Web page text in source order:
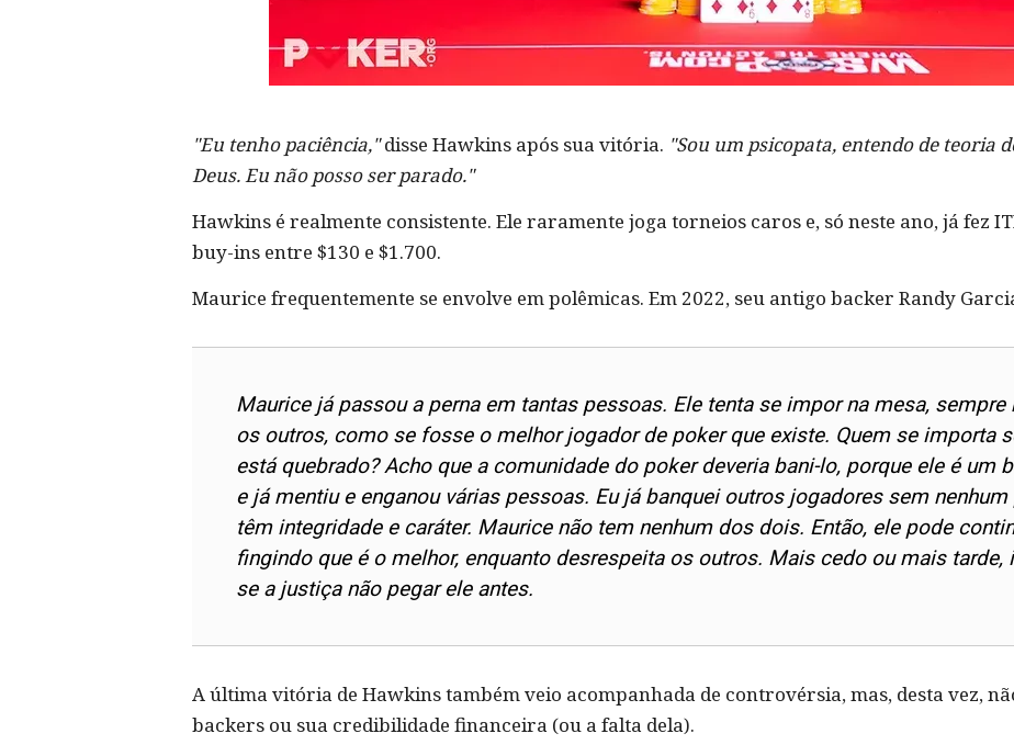
"Eu tenho paciência,"disse Hawkins após sua vitória. "Sou um psicopata, entendo de teoria
Deus. Eu não posso ser parado."
Hawkins é realmente consistente. Ele raramente joga torneios caros e, só neste ano, já fez
buy-ins entre $130 e $1.700.
Maurice frequentemente se envolve em polêmicas. Em 2022, seu antigo backer Randy
Maurice já passou a perna em tantas pessoas. Ele tenta se impor na mesa,
os outros, como se fosse o melhor jogador de poker que existe. Quem se importa
está quebrado? Acho que a comunidade do poker deveria bani-lo, porque ele é um
e já mentiu e enganou várias pessoas. Eu já banquei outros jogadores sem
têm integridade e caráter. Maurice não tem nenhum dos dois. Então, ele pode
fingindo que é o melhor, enquanto desrespeita os outros. Mais cedo ou mais tarde,
se a justiça não pegar ele antes.
A última vitória de Hawkins também veio acompanhada de controvérsia, mas, desta vez,
backers ou sua credibilidade financeira (ou a falta dela).